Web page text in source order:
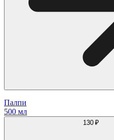
Палпи
500 мл
130 ₽